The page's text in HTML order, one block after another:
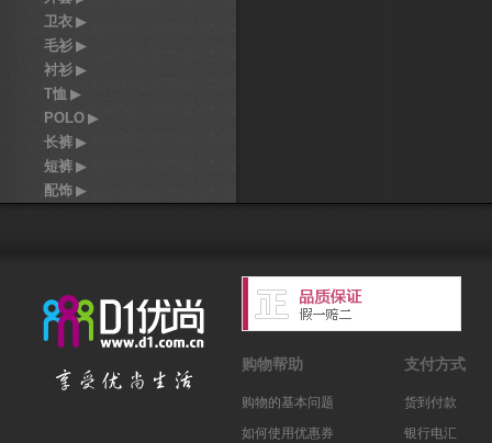
卫衣 ▶
毛衫 ▶
衬衫 ▶
T恤 ▶
POLO ▶
长裤 ▶
短裤 ▶
配饰 ▶
购物帮助
购物的基本问题
如何使用优惠券
支付方式
货到付款
银行电汇